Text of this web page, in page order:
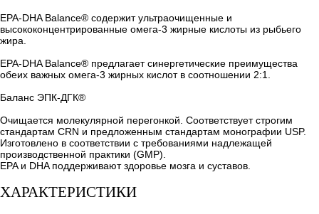
EPA-DHA Balance® содержит ультраочищенные и
высококонцентрированные омега-3 жирные кислоты из рыбьего
жира.
EPA-DHA Balance® предлагает синергетические преимущества
обеих важных омега-3 жирных кислот в соотношении 2:1.
Баланс ЭПК-ДГК®
Очищается молекулярной перегонкой. Соответствует строгим
стандартам CRN и предложенным стандартам монографии USP.
Изготовлено в соответствии с требованиями надлежащей
производственной практики (GMP).
EPA и DHA поддерживают здоровье мозга и суставов.
ХАРАКТЕРИСТИКИ